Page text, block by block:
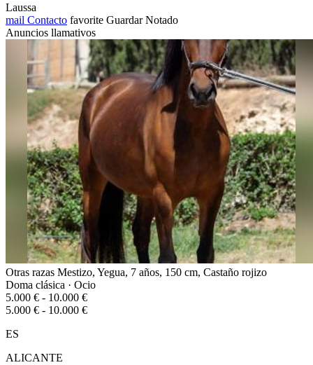
Laussa
mail Contacto favorite Guardar Notado
Anuncios llamativos
Otras razas Mestizo, Yegua, 7 años, 150 cm, Castaño rojizo
Doma clásica · Ocio
5.000 € - 10.000 €
5.000 € - 10.000 €
ES
ALICANTE